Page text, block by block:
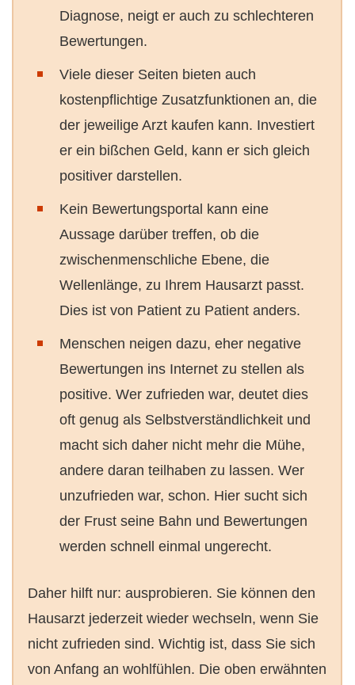
Diagnose, neigt er auch zu schlechteren
Bewertungen.
Viele dieser Seiten bieten auch
kostenpflichtige Zusatzfunktionen an, die
der jeweilige Arzt kaufen kann. Investiert
er ein bißchen Geld, kann er sich gleich
positiver darstellen.
Kein Bewertungsportal kann eine
Aussage darüber treffen, ob die
zwischenmenschliche Ebene, die
Wellenlänge, zu Ihrem Hausarzt passt.
Dies ist von Patient zu Patient anders.
Menschen neigen dazu, eher negative
Bewertungen ins Internet zu stellen als
positive. Wer zufrieden war, deutet dies
oft genug als Selbstverständlichkeit und
macht sich daher nicht mehr die Mühe,
andere daran teilhaben zu lassen. Wer
unzufrieden war, schon. Hier sucht sich
der Frust seine Bahn und Bewertungen
werden schnell einmal ungerecht.
Daher hilft nur: ausprobieren. Sie können den
Hausarzt jederzeit wieder wechseln, wenn Sie
nicht zufrieden sind. Wichtig ist, dass Sie sich
von Anfang an wohlfühlen. Die oben erwähnten